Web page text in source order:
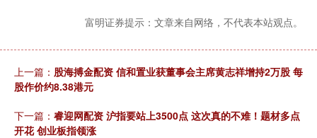
富明证券提示：文章来自网络，不代表本站观点。
上一篇： 股海搏金配资 信和置业获董事会主席黄志祥增持2万股 每
股作价约8.38港元
下一篇： 睿迎网配资 沪指要站上3500点 这次真的不难！题材多点
开花 创业板指领涨